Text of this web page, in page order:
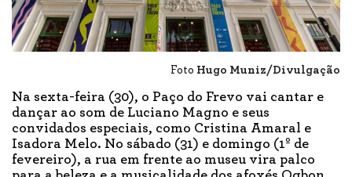
Foto Hugo Muniz/Divulgação
Na sexta-feira (30), o Paço do Frevo vai cantar e
dançar ao som de Luciano Magno e seus
convidados especiais, como Cristina Amaral e
Isadora Melo. No sábado (31) e domingo (1º de
fevereiro), a rua em frente ao museu vira palco